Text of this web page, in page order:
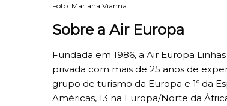
Foto: Mariana Vianna
Sobre a Air Europa
Fundada em 1986, a Air Europa
privada com mais de 25 anos de
grupo de turismo da Europa e 1º da
Américas, 13 na Europa/Norte da